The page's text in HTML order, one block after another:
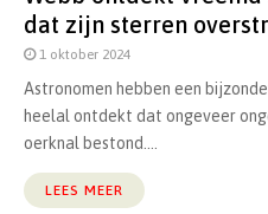
dat zijn sterren
1 oktober 2024
Astronomen hebben een
heelal ontdekt dat ongeveer
oerknal bestond....
LEES MEER